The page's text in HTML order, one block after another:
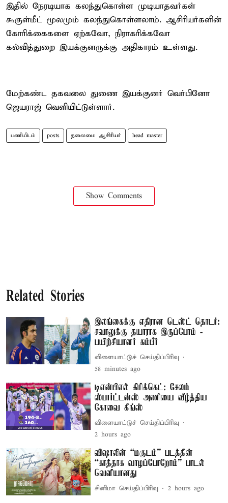
இதில் நேரடியாக கலந்துகொள்ள முடியாதவர்கள்
கூகுள்மீட் மூலமும் கலந்துகொள்ளலாம். ஆசிரியர்களின்
கோரிக்கைகளை ஏற்கவோ, நிராகரிக்கவோ
கல்வித்துறை இயக்குனருக்கு அதிகாரம் உள்ளது.
மேற்கண்ட தகவலை துணை இயக்குனர் வெர்பினோ
ஜெயராஜ் வெளியிட்டுள்ளார்.
பணியிடம் posts தலைமை ஆசிரியர் head master
Show Comments
Related Stories
இலங்கைக்கு எதிரான டெஸ்ட் தொடர்:
சவாலுக்கு தயாராக இருப்போம் -
பயிற்சியாளர் கம்பீர்
விளையாட்டுச் செய்திப்பிரிவு
58 minutes ago
டிஎன்பிஎல் கிரிக்கெட்: சேலம்
ஸ்பார்ட்டன்ஸ் அணியை வீழ்த்திய
கோவை கிங்ஸ்
விளையாட்டுச் செய்திப்பிரிவு
2 hours ago
விஷாலின் “மகுடம்” படத்தின்
“காத்தாக வாழப்போறோம்” பாடல்
வெளியானது
சினிமா செய்திப்பிரிவு 2 hours ago